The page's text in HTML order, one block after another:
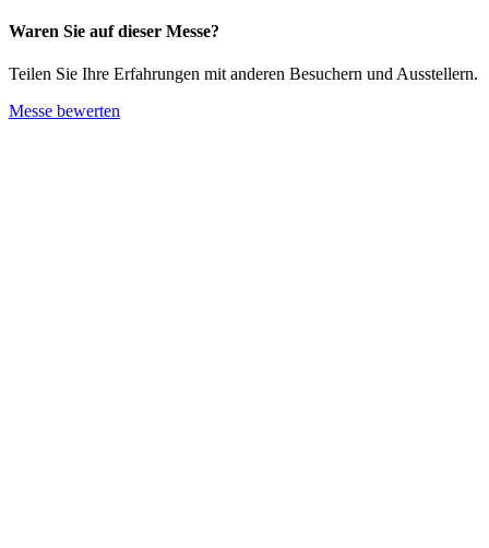
Waren Sie auf dieser Messe?
Teilen Sie Ihre Erfahrungen mit anderen Besuchern und Ausstellern.
Messe bewerten